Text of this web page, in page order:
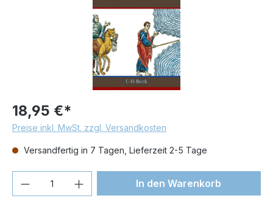
18,95 €*
Preise inkl. MwSt. zzgl. Versandkosten
Versandfertig in 7 Tagen, Lieferzeit 2-5 Tage
Produkt Anzahl: Gib denIn den Warenkorb